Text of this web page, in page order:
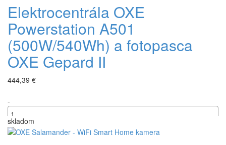
Elektrocentrála OXE
Powerstation A501
(500W/540Wh) a fotopasca
OXE Gepard II
444,39 €
-
+
skladom